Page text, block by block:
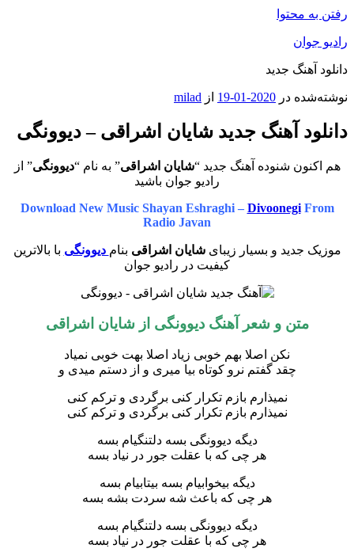
رفتن به محتوا
رادیو جوان
دانلود آهنگ جدید
نوشته‌شده در 2020-01-19 از milad
دانلود آهنگ جدید شایان اشراقی – دیوونگی
هم اکنون شنوده آهنگ جدید “شایان اشراقی” به نام “دیوونگی” از
رادیو جوان باشید
Download New Music Shayan Eshraghi – DivoonegiFrom
Radio Javan
موزیک جدید و بسیار زیبای شایان اشراقی بنام دیوونگی با بالاترین
کیفیت در رادیو جوان
متن و شعر آهنگ دیوونگی از شایان اشراقی
نکن اصلا بهم خوبی زیاد اصلا بهت خوبی نمیاد
چقد گفتم نرو کوتاه بیا میری و از دستم میدی و
نمیذارم بازم تکرار کنی برگردی و ترکم کنی
نمیذارم بازم تکرار کنی برگردی و ترکم کنی
دیگه دیوونگی بسه دلتنگیام بسه
هر چی که با عقلت جور در نیاد بسه
دیگه بیخوابیام بسه بیتابیام بسه
هر چی که باعث شه سردت بشه بسه
دیگه دیوونگی بسه دلتنگیام بسه
هر چی که با عقلت جور در نیاد بسه